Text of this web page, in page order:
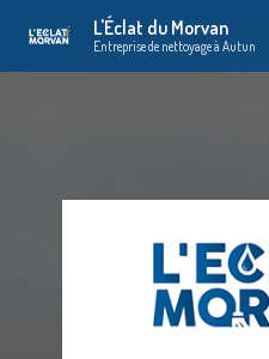
principal
L'Éclat du Morvan
Entreprise de nettoyage à Autun